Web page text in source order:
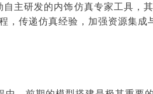
自主研发的内饰仿真专家工具，
，传递仿真经验，加强资源集